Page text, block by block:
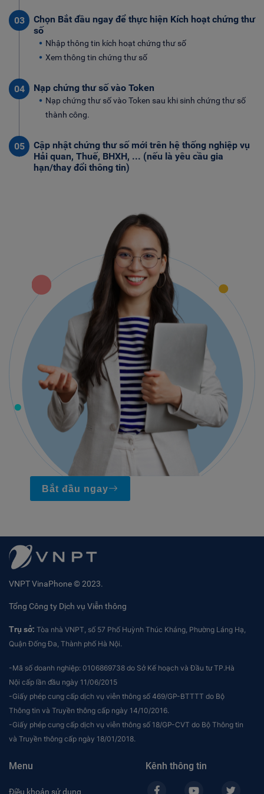
03
Chọn Bắt đầu ngay để thực hiện Kích hoạt chứng thư
số
Nhập thông tin kích hoạt chứng thư số
Xem thông tin chứng thư số
04 Nạp chứng thư số vào Token
Nạp chứng thư số vào Token sau khi sinh chứng thư số
thành công.
05
Cập nhật chứng thư số mới trên hệ thống nghiệp vụ
Hải quan, Thuế, BHXH, ... (nếu là yêu cầu gia
hạn/thay đổi thông tin)
Bắt đầu ngay
VNPT VinaPhone © 2023.
Tổng Công ty Dịch vụ Viễn thông
Trụ sở: Tòa nhà VNPT, số 57 Phố Huỳnh Thúc Kháng, Phường Láng Hạ,
Quận Đống Đa, Thành phố Hà Nội.
-Mã số doanh nghiệp: 0106869738 do Sở Kế hoạch và Đầu tư TP.Hà
Nội cấp lần đầu ngày 11/06/2015
-Giấy phép cung cấp dịch vụ viễn thông số 469/GP-BTTTT do Bộ
Thông tin và Truyền thông cấp ngày 14/10/2016.
-Giấy phép cung cấp dịch vụ viễn thông số 18/GP-CVT do Bộ Thông tin
và Truyền thông cấp ngày 18/01/2018.
Menu
Điều khoản sử dụng
Kênh thông tin